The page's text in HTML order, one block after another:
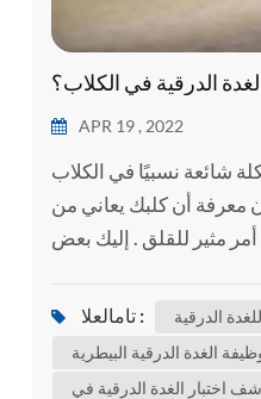
الدرقية في الكلاب؟
APR 19 , 2022
شائعة نسبيًا في الكلاب
معرفة أن كلبك يعاني من
أمر مثير للقلق . إليك بعض
لمساعدتك على فهم
من المفيد فهم ما تفعله
تامالعلا :
الدرقية